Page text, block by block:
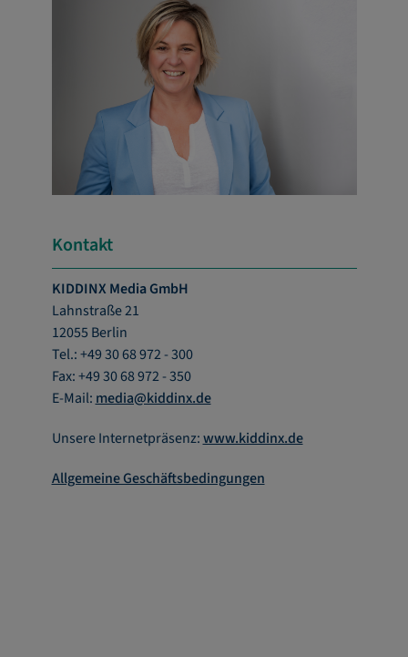
Kontakt
KIDDINX Media GmbH
Lahnstraße 21
12055 Berlin
Tel.: +49 30 68 972 - 300
Fax: +49 30 68 972 - 350
E-Mail: media@kiddinx.de
Unsere Internetpräsenz:www.kiddinx.de
Allgemeine Geschäftsbedingungen